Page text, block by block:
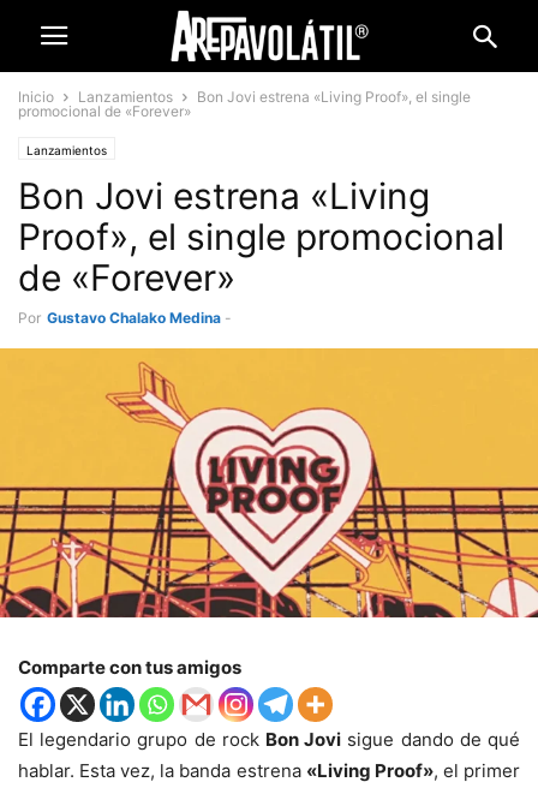
Inicio Lanzamientos
Bon Jovi estrena «Living Proof», el single
promocional de «Forever»
Lanzamientos
Bon Jovi estrena «Living
Proof», el single promocional
de «Forever»
Por Gustavo Chalako Medina -
Comparte con tus amigos
El legendario grupo de rock Bon Jovi sigue dando de qué
hablar. Esta vez, la banda estrena «Living Proof», el primer